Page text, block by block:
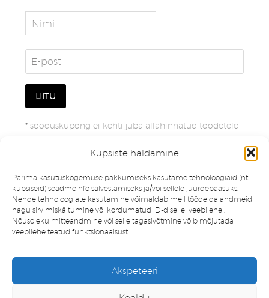
Küpsiste haldamine
Parima kasutuskogemuse pakkumiseks kasutame tehnoloogiaid (nt
küpsiseid) seadmeinfo salvestamiseks ja/või sellele juurdepääsuks.
Nende tehnoloogiate kasutamine võimaldab meil töödelda andmeid,
nagu sirvimiskäitumine või kordumatud ID-d sellel veebilehel.
Nõusoleku mitteandmine või selle tagasivõtmine võib mõjutada
veebilehe teatud funktsionaalsust.
Akspeteeri
* sooduskupong ei kehti juba allahinnatud toodetele
Müügitingimused Privaatsuspoliitika
Minu konto Soovinimekiri